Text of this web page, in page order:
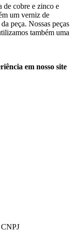
de cobre e zinco e
um verniz de
peça. Nossas peças
também uma
em nosso site